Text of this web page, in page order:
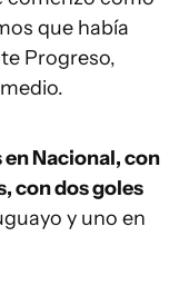
que había
Progreso,
Nacional, con
con dos goles
y uno en